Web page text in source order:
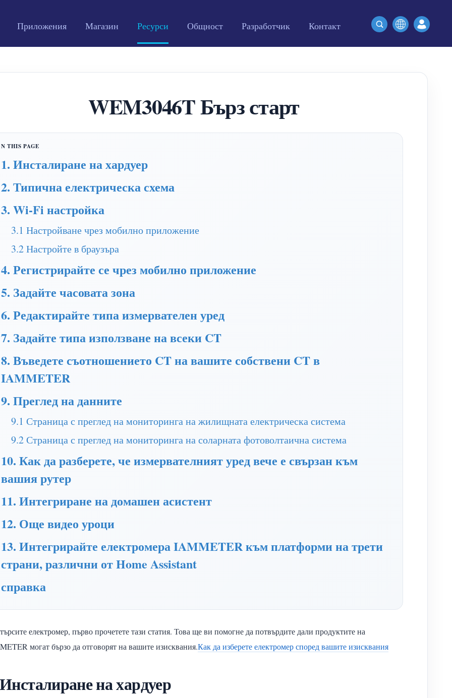
Приложения Магазин Ресурси Общност Разработчик Контакт
WEM3046T Бърз старт
1. Инсталиране на хардуер
2. Типична електрическа схема
3. Wi-Fi настройка
3.1 Настройване чрез мобилно приложение
3.2 Настройте в браузъра
4. Регистрирайте се чрез мобилно приложение
5. Задайте часовата зона
6. Редактирайте типа измервателен уред
7. Задайте типа използване на всеки CT
8. Въведете съотношението CT на вашите собствени CT в
IAMMETER
9. Преглед на данните
9.1 Страница с преглед на мониторинга на жилищната електрическа система
9.2 Страница с преглед на мониторинга на соларната фотоволтаична система
10. Как да разберете, че измервателният уред вече е свързан към
вашия рутер
11. Интегриране на домашен асистент
12. Още видео уроци
13. Интегрирайте електромера IAMMETER към платформи на трети
страни, различни от Home Assistant
справка
електромер, първо прочетете тази статия. Това ще ви помогне да потвърдите дали продуктите на
могат бързо да отговорят на вашите изисквания.Как да изберете електромер според вашите изисквания
на хардуер